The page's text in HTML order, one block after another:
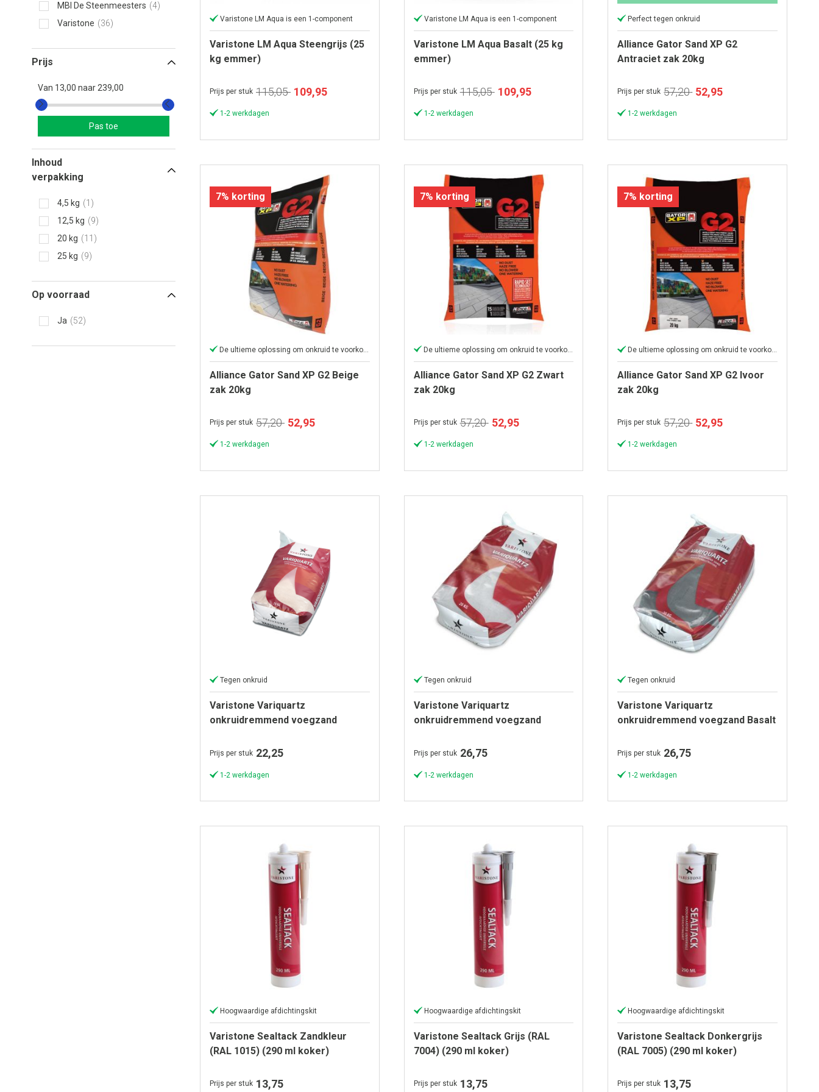
MBI De Steenmeesters
4
Varistone
36
Prijs
Van 13,00 naar 239,00
Pas toe
Inhoud
verpakking
4,5 kg
1
12,5 kg
9
20 kg
11
25 kg
9
Op voorraad
Ja 52
Varistone LM Aqua is een 1-component
Varistone LM Aqua Steengrijs (25
kg emmer)
Prijs per stuk 115,05 Speciale
109,95
1-2 werkdagen
Varistone LM Aqua is een 1-component
Varistone LM Aqua Basalt (25 kg
emmer)
Prijs per stuk 115,05 Speciale
109,95
1-2 werkdagen
Perfect tegen onkruid
Alliance Gator Sand XP G2
Antraciet zak 20kg
Prijs per stuk 57,20 Speciale
52,95
1-2 werkdagen
7% korting
Alliance Gator Sand XP G2 Beige
zak 20kg
Prijs per stuk 57,20 Speciale
52,95
1-2 werkdagen
7% korting
De ultieme oplossing om onkruid te voorkomen
Alliance Gator Sand XP G2 Zwart
zak 20kg
Prijs per stuk 57,20 Speciale
52,95
1-2 werkdagen
7% korting
De ultieme oplossing om onkruid te voorkomen
Alliance Gator Sand XP G2 Ivoor
zak 20kg
Prijs per stuk 57,20 Speciale
52,95
1-2 werkdagen
Tegen onkruid
Varistone Variquartz
onkruidremmend voegzand
Prijs per stuk 22,25
1-2 werkdagen
Tegen onkruid
Varistone Variquartz
onkruidremmend voegzand
Prijs per stuk 26,75
1-2 werkdagen
Tegen onkruid
Varistone Variquartz
onkruidremmend voegzand Basalt
Prijs per stuk 26,75
1-2 werkdagen
Hoogwaardige afdichtingskit
Varistone Sealtack Zandkleur
(RAL 1015) (290 ml koker)
Prijs per stuk 13,75
Hoogwaardige afdichtingskit
Varistone Sealtack Grijs (RAL
7004) (290 ml koker)
Prijs per stuk 13,75
Hoogwaardige afdichtingskit
Varistone Sealtack Donkergrijs
(RAL 7005) (290 ml koker)
Prijs per stuk 13,75